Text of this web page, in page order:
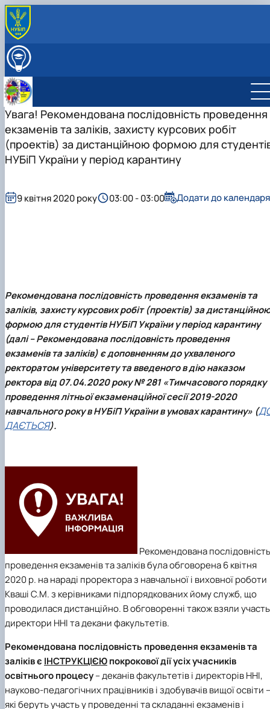
ПРО КАФЕДРУ
Профорієнтаційна робота кафедри
Науково-дослідна лабораторія «Науково-
перекладу»
ОСВІТНІЙ ПРОЦЕС
НАУКОВА РОБОТА
СКЛАД КАФЕДРИ
ГУРТКИ
Студентський науковий гурток "Сучасна
мова науково-технічного спряму…
Студентський науковий гурток "Основи перекладу
Увага! Рекомендована послідовність проведення
екзаменів та заліків, захисту курсових робіт
(проектів) за дистанційною формою для
НУБіП України у період карантину
Рекомендована послідовність проведення екзаменів та
заліків, захисту курсових робіт (проектів) за
формою для студентів НУБіП України у період карантину
(далі – Рекомендована послідовність проведення
екзаменів та заліків) є доповненням до ухваленого
ректоратом університету та введеного в дію наказом
ректора від 07.04.2020 року № 281 «Тимчасового порядку
проведення літньої екзаменаційної сесії 2019-2020
навчального року в НУБіП України в умовах карантину» (
ДАЄТЬСЯ).
Рекомендована послідовність
проведення екзаменів та заліків була обговорена 6 квітня
2020 р. на нараді проректора з навчальної і виховної роботи
Кваші С.М. з керівниками підпорядкованих йому служб, що
проводилася дистанційно. В обговоренні також взяли участь
директори ННІ та декани факультетів.
Рекомендована послідовність проведення екзаменів та
заліків є ІНСТРУКЦІЄЮпокрокової дії усіх учасників
освітнього процесу– деканів факультетів і директорів ННІ,
науково-педагогічних працівників і здобувачів вищої освіти –
які беруть участь у проведенні та складанні екзаменів і
9 квітня 2020 року 03:00 - 03:00 Додати до календаря